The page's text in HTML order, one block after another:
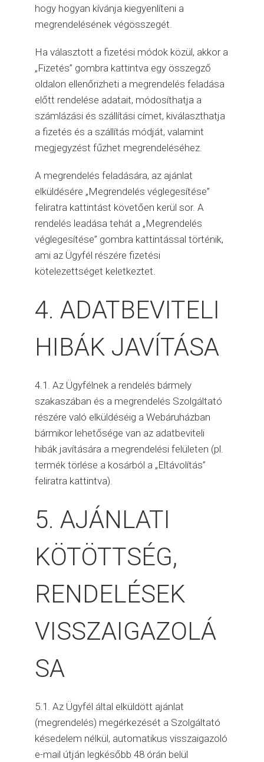
hogy hogyan kívánja kiegyenlíteni a
megrendelésének végösszegét.
Ha választott a fizetési módok közül, akkor a
„Fizetés” gombra kattintva egy összegző
oldalon ellenőrizheti a megrendelés feladása
előtt rendelése adatait, módosíthatja a
számlázási és szállítási címet, kiválaszthatja
a fizetés és a szállítás módját, valamint
megjegyzést fűzhet megrendeléséhez.
A megrendelés feladására, az ajánlat
elküldésére „Megrendelés véglegesítése”
feliratra kattintást követően kerül sor. A
rendelés leadása tehát a „Megrendelés
véglegesítése” gombra kattintással történik,
ami az Ügyfél részére fizetési
kötelezettséget keletkeztet.
4. ADATBEVITELI
HIBÁK JAVÍTÁSA
4.1. Az Ügyfélnek a rendelés bármely
szakaszában és a megrendelés Szolgáltató
részére való elküldéséig a Webáruházban
bármikor lehetősége van az adatbeviteli
hibák javítására a megrendelési felületen (pl.
termék törlése a kosárból a „Eltávolítás”
feliratra kattintva).
5. AJÁNLATI
KÖTÖTTSÉG,
RENDELÉSEK
VISSZAIGAZOLÁ
SA
5.1. Az Ügyfél által elküldött ajánlat
(megrendelés) megérkezését a Szolgáltató
késedelem nélkül, automatikus visszaigazoló
e-mail útján legkésőbb 48 órán belül